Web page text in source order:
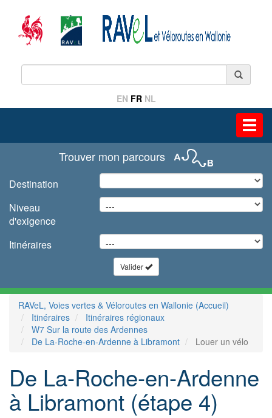
EN FR NL
Trouver mon parcours
Destination
Niveau
d'exigence
Itinéraires
Valider
RAVeL, Voies vertes & Véloroutes en Wallonie (Accueil)
Itinéraires
Itinéraires régionaux
W7 Sur la route des Ardennes
De La-Roche-en-Ardenne à Libramont
Louer un vélo
De La-Roche-en-Ardenne
à Libramont (étape 4)